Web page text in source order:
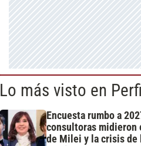
Lo más visto en
Encuesta rumbo a
consultoras midieron
de Milei y la crisis de